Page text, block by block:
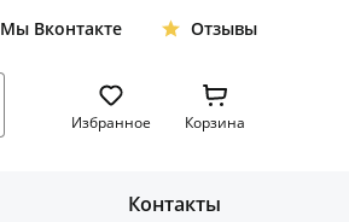
Мы Вконтакте Отзывы
Избранное Корзина
Контакты